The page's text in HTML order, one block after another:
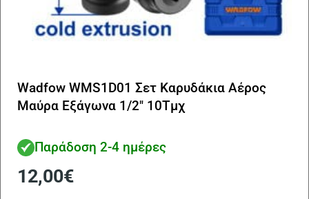
Wadfow WMS1D01 Σετ Καρυδάκια Αέρος
Μαύρα Εξάγωνα 1/2″ 10Τμχ
Παράδοση 2-4 ημέρες
12,00€